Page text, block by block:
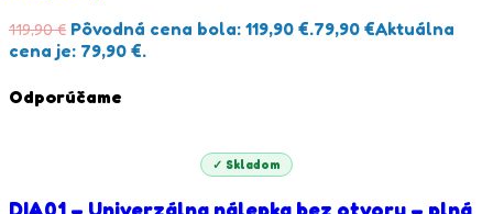
119,90€ Pôvodná cena bola: 119,90 €.79,90 €Aktuálna
cena je: 79,90 €.
Odporúčame
✓ Skladom
DIA01 – Univerzálna nálepka bez otvoru – plná